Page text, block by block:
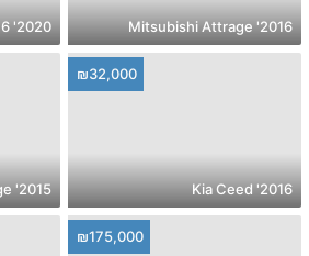
2016' Mitsubishi Attrage
2020' Mazda 6
₪32,000
2016' Kia Ceed
2015' Mitsubishi Attrage
₪175,000